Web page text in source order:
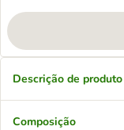
Descrição de produto
Composição